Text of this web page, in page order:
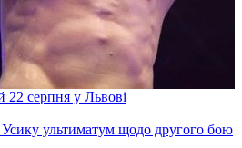
22 серпня у Львові
ультиматум щодо другого бою